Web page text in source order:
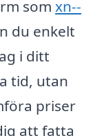
som xn--
du enkelt
i ditt
tid, utan
priser
att fatta